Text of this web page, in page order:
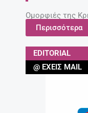
Ομορφιές της
Περισσότερα
EDITORIAL
@ ΈΧΕΙΣ MAIL